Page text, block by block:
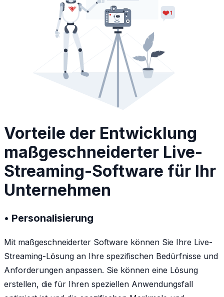
Vorteile der Entwicklung
maßgeschneiderter Live-
Streaming-Software für Ihr
Unternehmen
• Personalisierung
Mit maßgeschneiderter Software können Sie Ihre Live-
Streaming-Lösung an Ihre spezifischen Bedürfnisse und
Anforderungen anpassen. Sie können eine Lösung
erstellen, die für Ihren speziellen Anwendungsfall